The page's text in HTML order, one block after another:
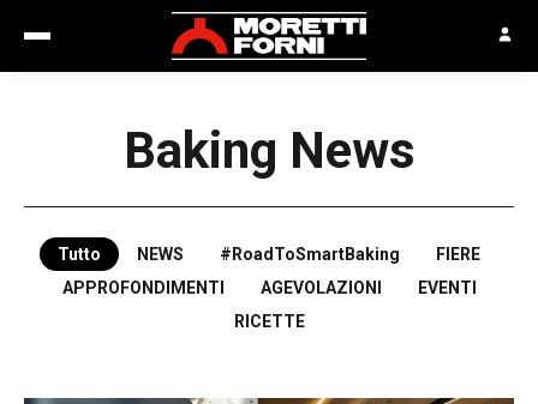
Baking News
Tutto NEWS #RoadToSmartBaking
FIERE
APPROFONDIMENTI
AGEVOLAZIONI
EVENTI
RICETTE